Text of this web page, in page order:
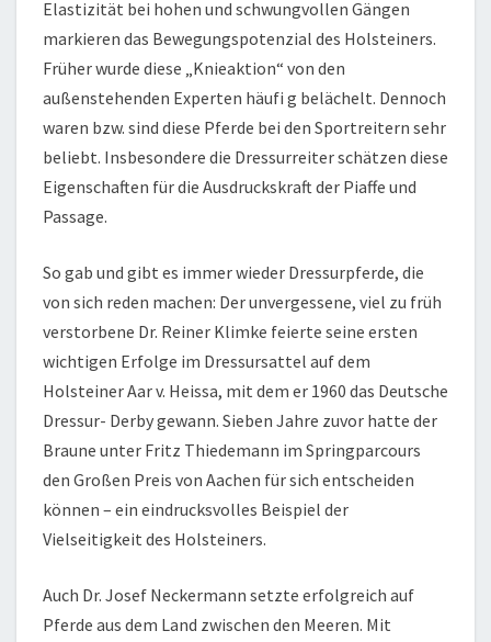
Elastizität bei hohen und schwungvollen Gängen
markieren das Bewegungspotenzial des Holsteiners.
Früher wurde diese „Knieaktion“ von den
außenstehenden Experten häufi g belächelt. Dennoch
waren bzw. sind diese Pferde bei den Sportreitern sehr
beliebt. Insbesondere die Dressurreiter schätzen diese
Eigenschaften für die Ausdruckskraft der Piaffe und
Passage.
So gab und gibt es immer wieder Dressurpferde, die
von sich reden machen: Der unvergessene, viel zu früh
verstorbene Dr. Reiner Klimke feierte seine ersten
wichtigen Erfolge im Dressursattel auf dem
Holsteiner Aar v. Heissa, mit dem er 1960 das Deutsche
Dressur- Derby gewann. Sieben Jahre zuvor hatte der
Braune unter Fritz Thiedemann im Springparcours
den Großen Preis von Aachen für sich entscheiden
können – ein eindrucksvolles Beispiel der
Vielseitigkeit des Holsteiners.
Auch Dr. Josef Neckermann setzte erfolgreich auf
Pferde aus dem Land zwischen den Meeren. Mit